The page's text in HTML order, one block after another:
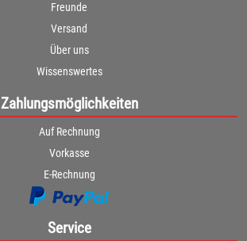
Freunde
Versand
Über uns
Wissenswertes
Zahlungsmöglichkeiten
Auf Rechnung
Vorkasse
E-Rechnung
Service